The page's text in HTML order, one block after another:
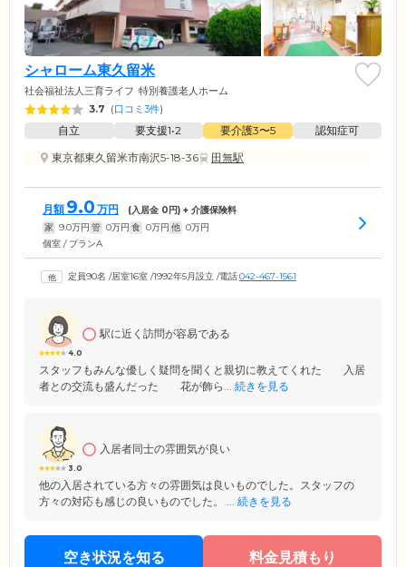
シャローム東久留米
社会福祉法人三育ライフ 特別養護老人ホーム
3.7 (口コミ3件)
自立 要支援1•2 要介護3〜5
認知症可
東京都東久留米市南沢5-18-36
田無駅
月額 9.0 万円 (入居金 0円) + 介護保険料
家 9.0万円 管 0万円 食 0万円 他 0万円
個室 / プランA
定員90名 /居室16室 /1992年5月設立 /電話042-467-1561
4.0
駅に近く訪問が容易である
スタッフもみんな優しく疑問を聞くと親切に教えてくれた 入居
者との交流も盛んだった 花が飾ら... 続きを見る
3.0
入居者同士の雰囲気が良い
他の入居されている方々の雰囲気は良いものでした。スタッフの
方々の対応も感じの良いものでした。 ... 続きを見る
空き状況を知る 料金見積もり